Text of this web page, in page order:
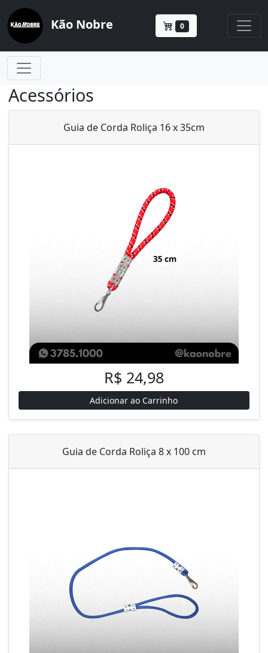
Kão Nobre 0
Acessórios
Guia de Corda Roliça 16 x 35cm
R$ 24,98
Adicionar ao Carrinho
Guia de Corda Roliça 8 x 100 cm